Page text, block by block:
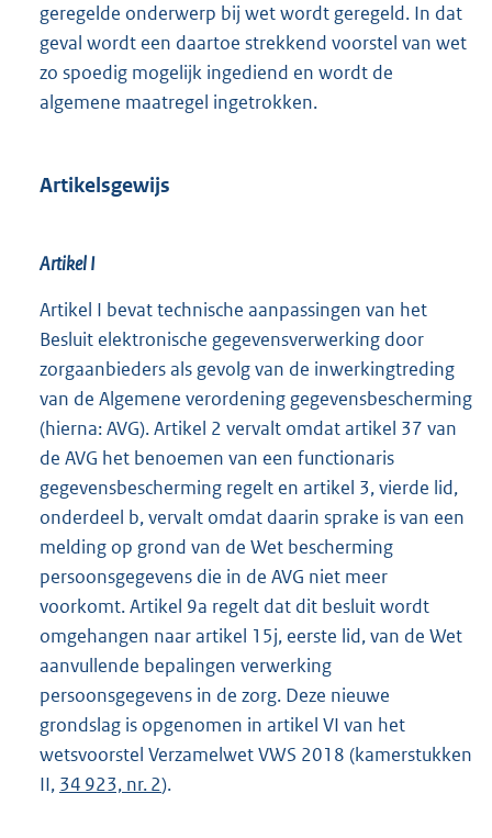
geregelde onderwerp bij wet wordt geregeld. In dat
geval wordt een daartoe strekkend voorstel van wet
zo spoedig mogelijk ingediend en wordt de
algemene maatregel ingetrokken.
Artikelsgewijs
Artikel I
Artikel I bevat technische aanpassingen van het
Besluit elektronische gegevensverwerking door
zorgaanbieders als gevolg van de inwerkingtreding
van de Algemene verordening gegevensbescherming
(hierna: AVG). Artikel 2 vervalt omdat artikel 37 van
de AVG het benoemen van een functionaris
gegevensbescherming regelt en artikel 3, vierde lid,
onderdeel b, vervalt omdat daarin sprake is van een
melding op grond van de Wet bescherming
persoonsgegevens die in de AVG niet meer
voorkomt. Artikel 9a regelt dat dit besluit wordt
omgehangen naar artikel 15j, eerste lid, van de Wet
aanvullende bepalingen verwerking
persoonsgegevens in de zorg. Deze nieuwe
grondslag is opgenomen in artikel VI van het
wetsvoorstel Verzamelwet VWS 2018 (kamerstukken
II, 34 923, nr. 2).